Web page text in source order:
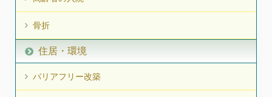
骨折
住居・環境
バリアフリー改築